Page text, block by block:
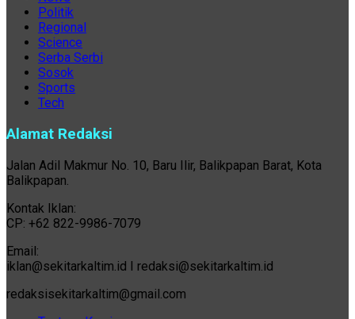
Politik
Regional
Science
Serba Serbi
Sosok
Sports
Tech
Alamat Redaksi
Jalan Adil Makmur No. 10, Baru Ilir, Balikpapan Barat, Kota
Balikpapan.
Kontak Iklan:
CP: +62 822-9986-7079
Email:
iklan@sekitarkaltim.id I redaksi@sekitarkaltim.id
redaksisekitarkaltim@gmail.com